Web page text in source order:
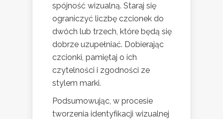
spójność wizualną. Staraj się
ograniczyć liczbę czcionek do
dwóch lub trzech, które będą się
dobrze uzupełniać. Dobierając
czcionki, pamiętaj o ich
czytelności i zgodności ze
stylem marki.
Podsumowując, w procesie
tworzenia identyfikacji wizualnej